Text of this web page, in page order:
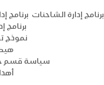
برنامج إدارة الشاحنات
برنامج
نموذج
سياسة قسم